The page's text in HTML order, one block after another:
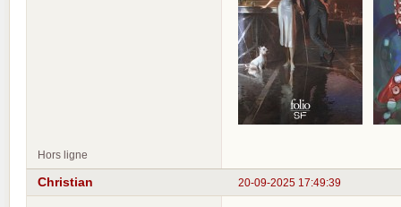
Hors ligne
20-09-2025 17:49:39
Christian